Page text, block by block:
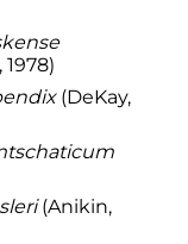
(DeKay,
(Anikin,